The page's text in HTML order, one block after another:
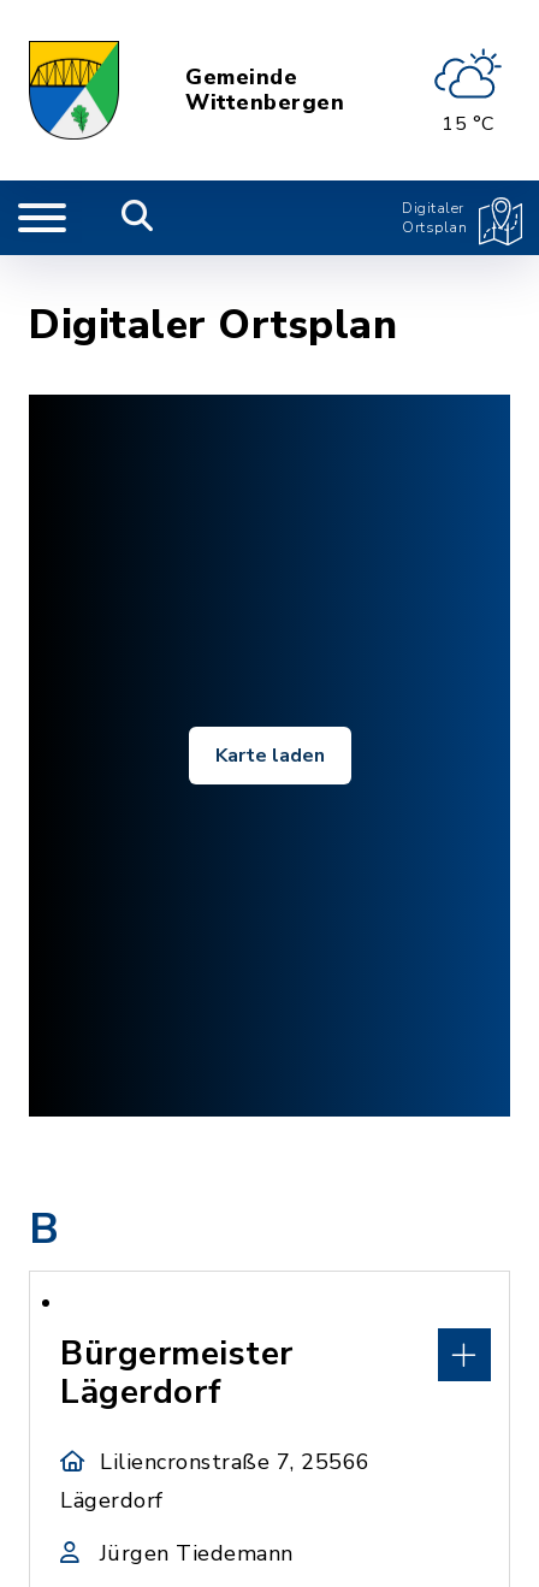
Gemeinde
Wittenbergen
15 °C
Digitaler
Ortsplan
Digitaler Ortsplan
Karte laden
B
Bürgermeister
Lägerdorf
Liliencronstraße 7, 25566
Lägerdorf
Jürgen Tiedemann